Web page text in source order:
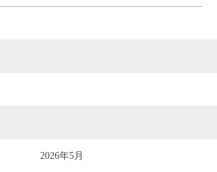
2026年5月